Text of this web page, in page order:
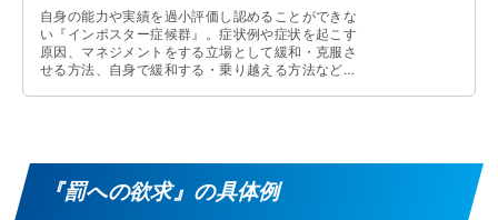
自身の能力や実績を過小評価し認めることができな
い『インポスター症候群』。症状例や症状を起こす
原因、マネジメントをする立場として緩和・克服さ
せる方法、自身で緩和する・乗り越える方法などに
『罰への欲求』の具体例